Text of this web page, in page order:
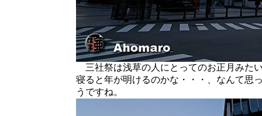
三社祭は浅草の人にとってのお正月みた
寝ると年が明けるのかな・・・、なんて思
うですね。